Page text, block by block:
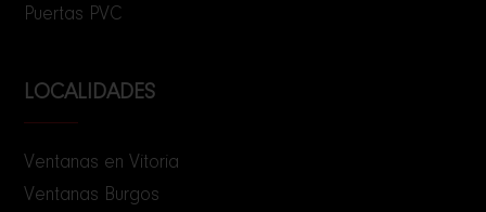
Puertas PVC
LOCALIDADES
Ventanas en Vitoria
Ventanas Burgos